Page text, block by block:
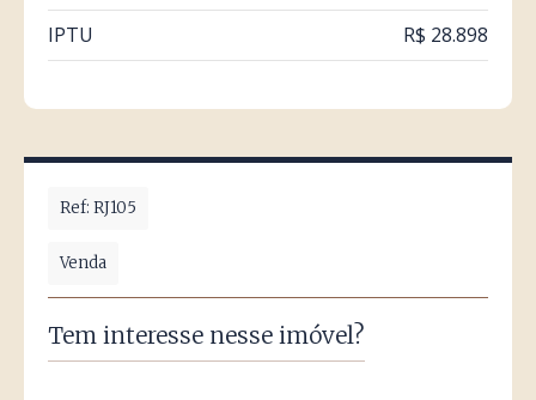
IPTU
R$ 28.898
Ref: RJ105
Venda
Tem interesse nesse imóvel?